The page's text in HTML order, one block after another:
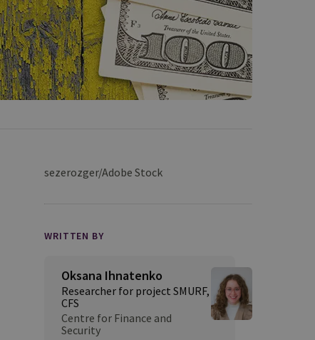
sezerozger/Adobe Stock
WRITTEN BY
Oksana Ihnatenko
Researcher for project SMURF,
CFS
Centre for Finance and
Security